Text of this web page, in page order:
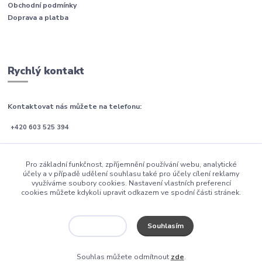
Obchodní podmínky
Doprava a platba
Rychlý kontakt
Kontaktovat nás můžete na telefonu:
+420 603 525 394
Po-Pá (08:00 - 21:00)
So-Ne (09:00 - 21:00)
email: info@postele-blanar.cz
Vytvořeno na
Eshop-rychle.cz
Pro základní funkčnost, zpříjemnění používání webu, analytické
účely a v případě udělení souhlasu také pro účely cílení reklamy
využíváme soubory cookies. Nastavení vlastních preferencí
cookies můžete kdykoli upravit odkazem ve spodní části stránek.
Souhlasím
Souhlas můžete odmítnout zde.